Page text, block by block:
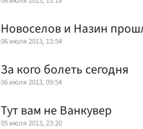
Новоселов и Назин
06 июля 2013, 13:54
За кого болеть сегодня
06 июля 2013, 09:54
Тут вам не Ванкувер
05 июля 2013, 23:20